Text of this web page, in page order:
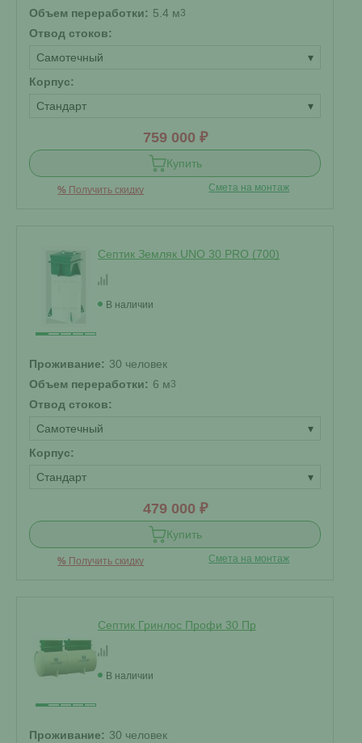
Объем переработки: 5.4 м3
Отвод стоков:
Самотечный
▾
Корпус:
Стандарт
▾
759 000 ₽
Купить
% Получить скидку Смета на монтаж
Септик Земляк UNO 30 PRO (700)
В наличии
Проживание: 30 человек
Объем переработки: 6 м3
Отвод стоков:
Самотечный
▾
Корпус:
Стандарт
▾
479 000 ₽
Купить
% Получить скидку Смета на монтаж
Септик Гринлос Профи 30 Пр
В наличии
Проживание: 30 человек